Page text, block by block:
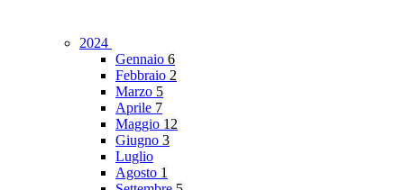
2024
Gennaio 6
Febbraio 2
Marzo 5
Aprile 7
Maggio 12
Giugno 3
Luglio
Agosto 1